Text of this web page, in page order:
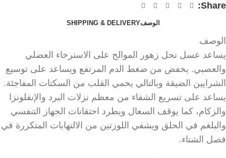
Share:
الوصفSHIPPING & DELIVERY
الوصف
يساعد عسل نحل زهور الموالح على الاسترخاء العضلي
والعصبي. يخفض من ضغط الدم المرتفع ويساعد على توسيع
الشرايين الضيقة وبالتالي يحمي القلب من السكتات المفاجئة.
يساعد على تسريع الشفاء من معظم نزلات البرد والإنفلونزا
والزكام، كما يوقف السعال ويطرد احتقانات الجهاز التنفسي
والبلغم في الحلق ويشفي اللوزتين من الالتهابات المتكررة في
فصل الشتاء.